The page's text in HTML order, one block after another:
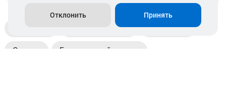
Пункты выдачи Магазины
Оплата Безналичный расчет
Отклонить Принять